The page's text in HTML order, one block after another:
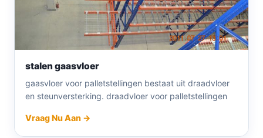
stalen gaasvloer
gaasvloer voor palletstellingen bestaat uit draadvloer
en steunversterking. draadvloer voor palletstellingen
Vraag Nu Aan →